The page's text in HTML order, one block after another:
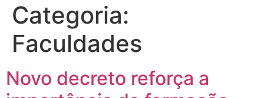
Categoria:
Faculdades
Novo decreto reforça a